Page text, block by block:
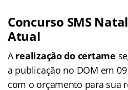
Concurso SMS
Atual
Arealização do certame
a publicação no DOM em
com o orçamento para sua